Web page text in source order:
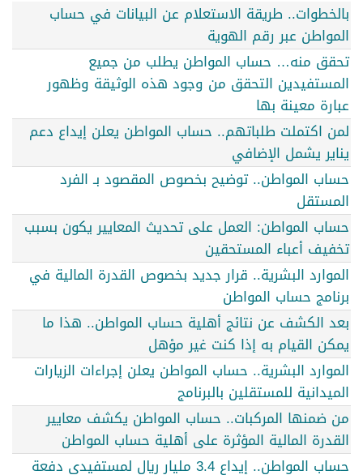
بالخطوات.. طريقة الاستعلام عن البيانات في حساب
المواطن عبر رقم الهوية
تحقق منه… حساب المواطن يطلب من جميع
المستفيدين التحقق من وجود هذه الوثيقة وظهور
عبارة معينة بها
لمن اكتملت طلباتهم.. حساب المواطن يعلن إيداع دعم
يناير يشمل الإضافي
حساب المواطن.. توضيح بخصوص المقصود بـ الفرد
المستقل
حساب المواطن: العمل على تحديث المعايير يكون بسبب
تخفيف أعباء المستحقين
الموارد البشرية.. قرار جديد بخصوص القدرة المالية في
برنامج حساب المواطن
بعد الكشف عن نتائج أهلية حساب المواطن.. هذا ما
يمكن القيام به إذا كنت غير مؤهل
الموارد البشرية.. حساب المواطن يعلن إجراءات الزيارات
الميدانية للمستقلين بالبرنامج
من ضمنها المركبات.. حساب المواطن يكشف معايير
القدرة المالية المؤثرة على أهلية حساب المواطن
حساب المواطن.. إيداع 3.4 مليار ريال لمستفيدي دفعة